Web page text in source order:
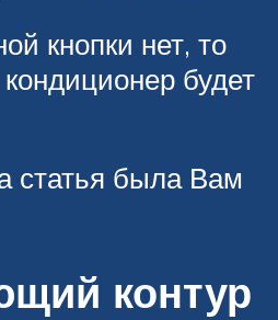
кнопки нет, то
будет
статья была Вам
контур